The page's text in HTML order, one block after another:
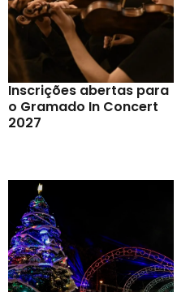
Inscrições abertas para
o Gramado In Concert
2027